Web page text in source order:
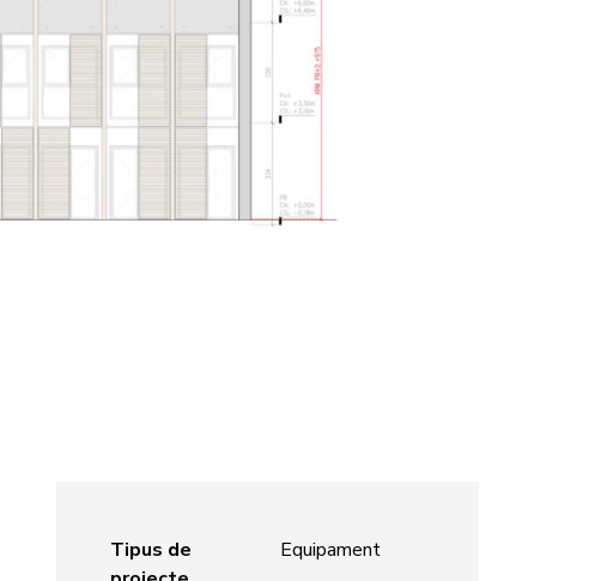
Tipus de
Equipament